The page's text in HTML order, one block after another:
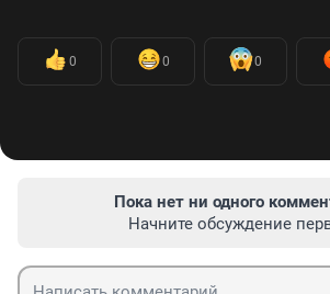
0 0 0
Пока нет ни одного
Начните обсуждение